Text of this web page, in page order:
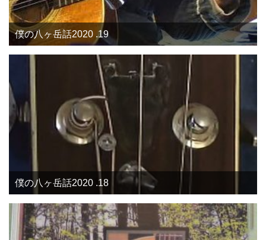
僕の八ヶ岳話2020 .19
僕の八ヶ岳話2020 .18